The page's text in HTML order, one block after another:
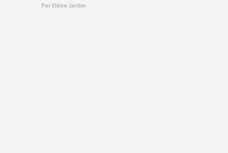
Por Elâine Jardim